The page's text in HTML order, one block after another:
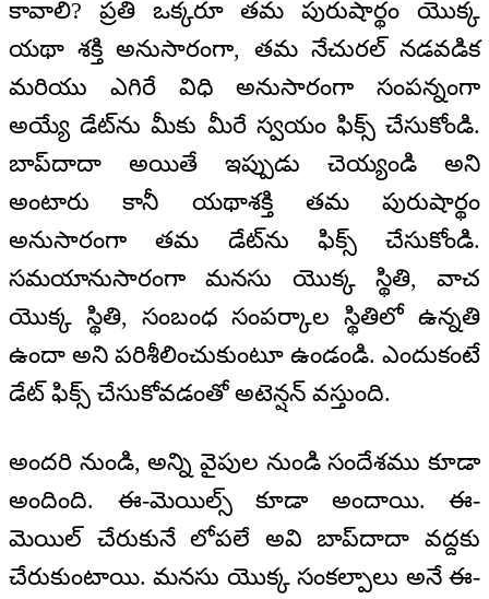
కావాలి? ప్రతి ఒక్కరూ తమ పురుషార్థం యొక్క
యథా శక్తి అనుసారంగా, తమ నేచురల్‌ నడవడిక
మరియు ఎగిరే విధి అనుసారంగా సంపన్నంగా
అయ్యే డేట్‌ను మీకు మీరే స్వయం ఫిక్స్‌ చేసుకోండి.
బాప్‌దాదా అయితే ఇప్పుడు చెయ్యండి అని
అంటారు కానీ యథాశక్తి తమ పురుషార్థం
అనుసారంగా తమ డేట్‌ను ఫిక్స్‌ చేసుకోండి.
సమయానుసారంగా మనసు యొక్క స్థితి, వాచ
యొక్క స్థితి, సంబంధ సంపర్కాల స్థితిలో ఉన్నతి
ఉందా అని పరిశీలించుకుంటూ ఉండండి. ఎందుకంటే
డేట్‌ ఫిక్స్‌ చేసుకోవడంతో అటెన్షన్‌ వస్తుంది.
అందరి నుండి, అన్ని వైపుల నుండి సందేశము కూడా
అందింది. ఈ-మెయిల్స్‌ కూడా అందాయి. ఈ-
మెయిల్‌ చేరుకునే లోపలే అవి బాప్‌దాదా వద్దకు
చేరుకుంటాయి. మనసు యొక్క సంకల్పాలు అనే ఈ-